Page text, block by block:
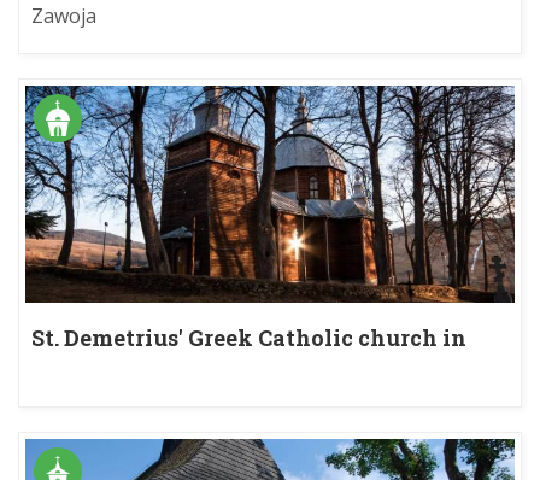
Zawoja
St. Demetrius' Greek Catholic church in